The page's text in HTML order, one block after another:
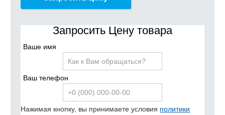
Запросить Цену товара
Ваше имя
Ваш телефон
Нажимая кнопку, вы принимаете условия политики